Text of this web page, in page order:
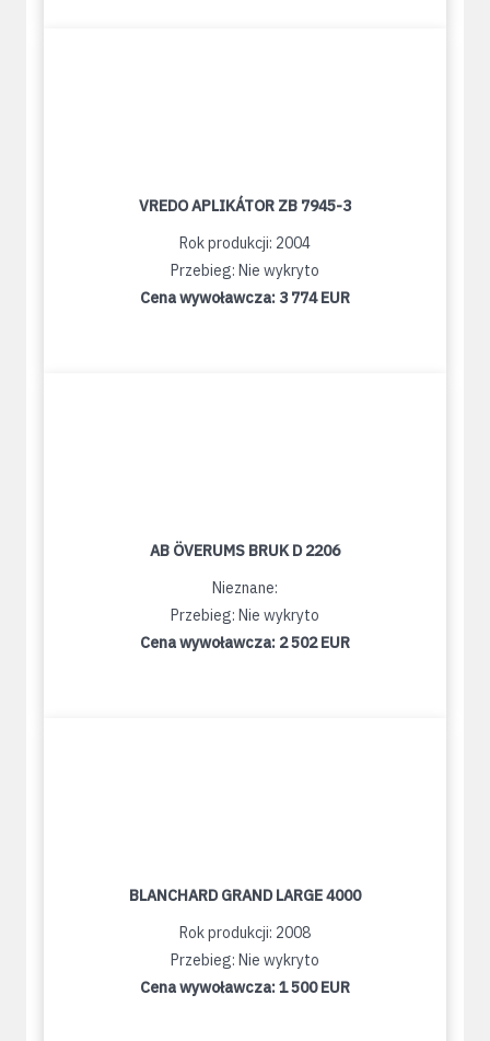
VREDO APLIKÁTOR ZB 7945-3
Rok produkcji: 2004
Przebieg: Nie wykryto
Cena wywoławcza: 3 774 EUR
AB ÖVERUMS BRUK D 2206
Nieznane:
Przebieg: Nie wykryto
Cena wywoławcza: 2 502 EUR
BLANCHARD GRAND LARGE 4000
Rok produkcji: 2008
Przebieg: Nie wykryto
Cena wywoławcza:1 500 EUR